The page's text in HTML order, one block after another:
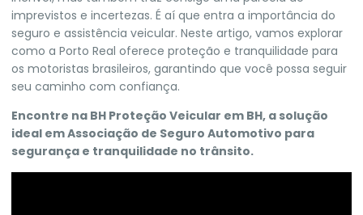
imprevistos e incertezas. É aí que entra a importância do
seguro e assistência veicular. Neste artigo, vamos explorar
como a Porto Real oferece proteção e tranquilidade para
os motoristas brasileiros, garantindo que você possa seguir
seu caminho com confiança.
Encontre na BH Proteção Veicular em BH, a solução
ideal em Associação de Seguro Automotivo para
segurança e tranquilidade no trânsito.